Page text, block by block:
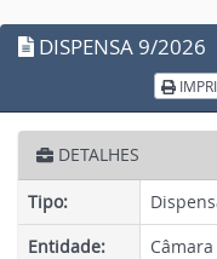
DISPENSA9/2026
DETALHES
Tipo:
Entidade: